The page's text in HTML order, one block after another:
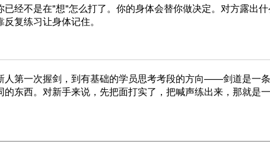
经不是在"想"怎么打了。你的身体会替你做决定。对方露出
复练习让身体记住。
第一次握剑，到有基础的学员思考考段的方向——剑道是一条
东西。对新手来说，先把面打实了，把喊声练出来，那就是